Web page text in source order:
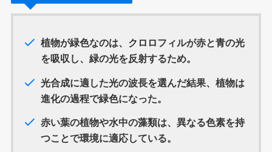
植物が緑色なのは、クロロフィルが赤と青の光
を吸収し、緑の光を反射するため。
光合成に適した光の波長を選んだ結果、植物は
進化の過程で緑色になった。
赤い葉の植物や水中の藻類は、異なる色素を持
つことで環境に適応している。